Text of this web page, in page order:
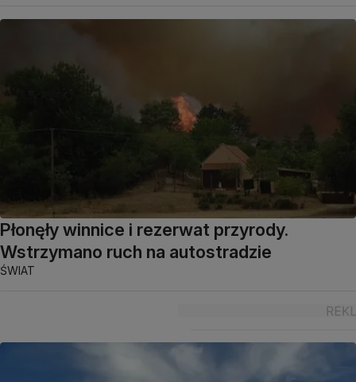
Płonęły winnice i rezerwat przyrody.
Wstrzymano ruch na autostradzie
ŚWIAT